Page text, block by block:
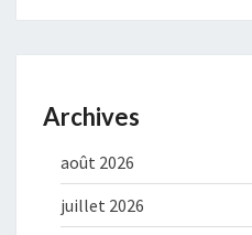
Archives
août 2026
juillet 2026